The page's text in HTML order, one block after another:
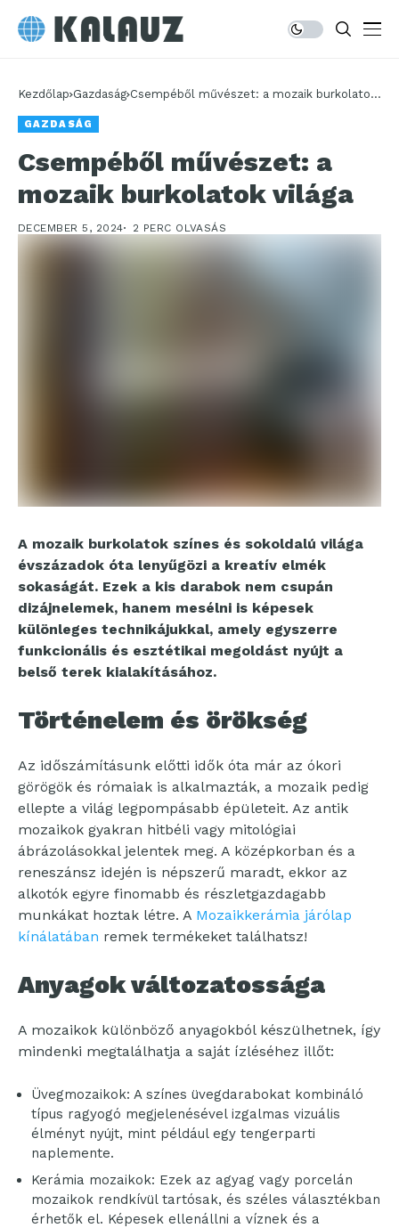
Kezdőlap Gazdaság Csempéből művészet: a mozaik burkolatok
GAZDASÁG
Csempéből művészet: a
mozaik burkolatok világa
DECEMBER 5, 2024 2 PERC OLVASÁS
A mozaik burkolatok színes és sokoldalú világa
évszázadok óta lenyűgözi a kreatív elmék
sokaságát. Ezek a kis darabok nem csupán
dizájnelemek, hanem mesélni is képesek
különleges technikájukkal, amely egyszerre
funkcionális és esztétikai megoldást nyújt a
belső terek kialakításához.
Történelem és örökség
Az időszámításunk előtti idők óta már az ókori
görögök és rómaiak is alkalmazták, a mozaik pedig
ellepte a világ legpompásabb épületeit. Az antik
mozaikok gyakran hitbéli vagy mitológiai
ábrázolásokkal jelentek meg. A középkorban és a
reneszánsz idején is népszerű maradt, ekkor az
alkotók egyre finomabb és részletgazdagabb
munkákat hoztak létre. A Mozaikkerámia járólap
kínálatában remek termékeket találhatsz!
Anyagok változatossága
A mozaikok különböző anyagokból készülhetnek, így
mindenki megtalálhatja a saját ízléséhez illőt:
Üvegmozaikok: A színes üvegdarabokat kombináló
típus ragyogó megjelenésével izgalmas vizuális
élményt nyújt, mint például egy tengerparti
naplemente.
Kerámia mozaikok: Ezek az agyag vagy porcelán
mozaikok rendkívül tartósak, és széles választékban
érhetők el. Képesek ellenállni a víznek és a